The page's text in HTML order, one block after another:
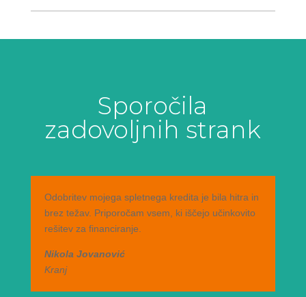
Sporočila
zadovoljnih strank
Odobritev mojega spletnega kredita je bila hitra in
brez težav. Priporočam vsem, ki iščejo učinkovito
rešitev za financiranje.
Nikola Jovanović
Kranj